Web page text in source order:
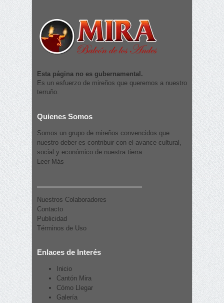
Esta página no es gubernamental.
Es un esfuerzo de mireños que queremos a nuestro
terruño.
Quienes Somos
Somos un grupo de mireños convencidos que
nuestro deber es contribuir con el avance cultural,
social y económico de nuestra tierra.
Leer Más
Nuestros Colaboradores
Contacto
Publicidad
Términos de Uso
Enlaces de Interés
Inicio
Cantón Mira
Cómo Llegar
Galería